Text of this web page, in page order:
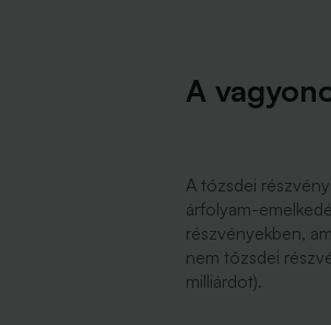
A
A tőzsdei
árfolyam-
részvényekben,
nem tőzsdei
milliárdot).